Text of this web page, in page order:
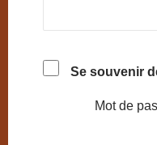
Se souvenir
Mot de